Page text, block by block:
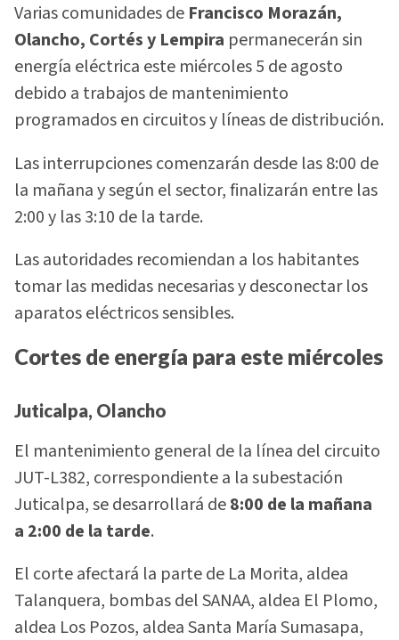
Varias comunidades de Francisco Morazán,
Olancho, Cortés y Lempira permanecerán sin
energía eléctrica este miércoles 5 de agosto
debido a trabajos de mantenimiento
programados en circuitos y líneas de distribución.
Las interrupciones comenzarán desde las 8:00 de
la mañana y según el sector, finalizarán entre las
2:00 y las 3:10 de la tarde.
Las autoridades recomiendan a los habitantes
tomar las medidas necesarias y desconectar los
aparatos eléctricos sensibles.
Cortes de energía para este miércoles
Juticalpa, Olancho
El mantenimiento general de la línea del circuito
JUT-L382, correspondiente a la subestación
Juticalpa, se desarrollará de8:00 de la mañana
a 2:00 de la tarde.
El corte afectará la parte de La Morita, aldea
Talanquera, bombas del SANAA, aldea El Plomo,
aldea Los Pozos, aldea Santa María Sumasapa,